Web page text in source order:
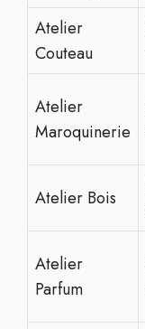
Atelier
Couteau
Atelier
Maroquinerie
Atelier Bois
Atelier
Parfum